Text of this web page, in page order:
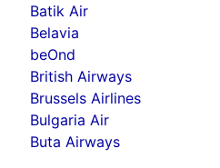
Batik Air
Belavia
beOnd
British Airways
Brussels Airlines
Bulgaria Air
Buta Airways